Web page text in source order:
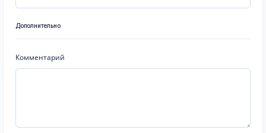
Дополнительно
Комментарий